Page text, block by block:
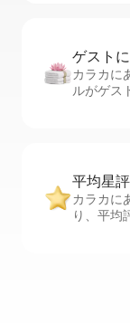
ゲスト
カラカに
ルがゲス
平均星
カラカに
り、平均